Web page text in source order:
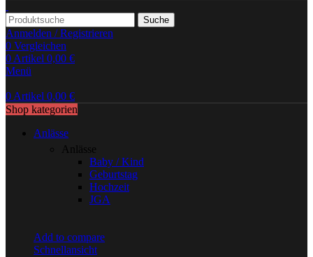
Suche
Anmelden / Registrieren
0 Vergleichen
0Artikel 0,00 €
Menü
0Artikel 0,00 €
Shop kategorien
Anlässe
Anlässe
Baby / Kind
Geburtstag
Hochzeit
JGA
Add to compare
Schnellansicht